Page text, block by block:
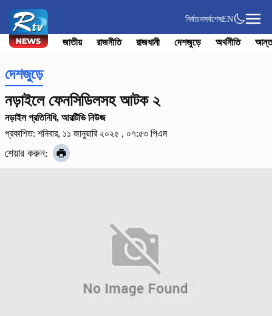
নির্বাচনসর্বশেষEN
জাতীয় রাজনীতি রাজধানী দেশজুড়ে অর্থনীতি
দেশজুড়ে
নড়াইলে ফেনসিডিলসহ আটক ২
নড়াইল প্রতিনিধি, আরটিভি নিউজ
প্রকাশিত: শনিবার, ১১ জানুয়ারি ২০২৫ , ০৭:৫৩ পিএম
শেয়ার করুন: